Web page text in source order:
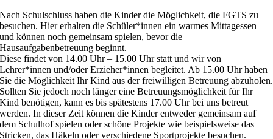
Nach Schulschluss haben die Kinder die Möglichkeit, die FGTS zu
besuchen. Hier erhalten die Schüler*innen ein warmes Mittagessen
und können noch gemeinsam spielen, bevor die
Hausaufgabenbetreuung beginnt.
Diese findet von 14.00 Uhr – 15.00 Uhr statt und wir von
Lehrer*innen und/oder Erzieher*innen begleitet. Ab 15.00 Uhr haben
Sie die Möglichkeit Ihr Kind aus der freiwilligen Betreuung abzuholen.
Sollten Sie jedoch noch länger eine Betreuungsmöglichkeit für Ihr
Kind benötigen, kann es bis spätestens 17.00 Uhr bei uns betreut
werden. In dieser Zeit können die Kinder entweder gemeinsam auf
dem Schulhof spielen oder schöne Projekte wie beispielsweise das
Stricken, das Häkeln oder verschiedene Sportprojekte besuchen.